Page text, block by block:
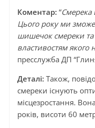
Коментар: “Смерека
Цього року ми
шишечок смереки
властивостям якого
пресслужба ДП
Деталі: Також,
смереки існують
місцезростання.
років, висоти 60